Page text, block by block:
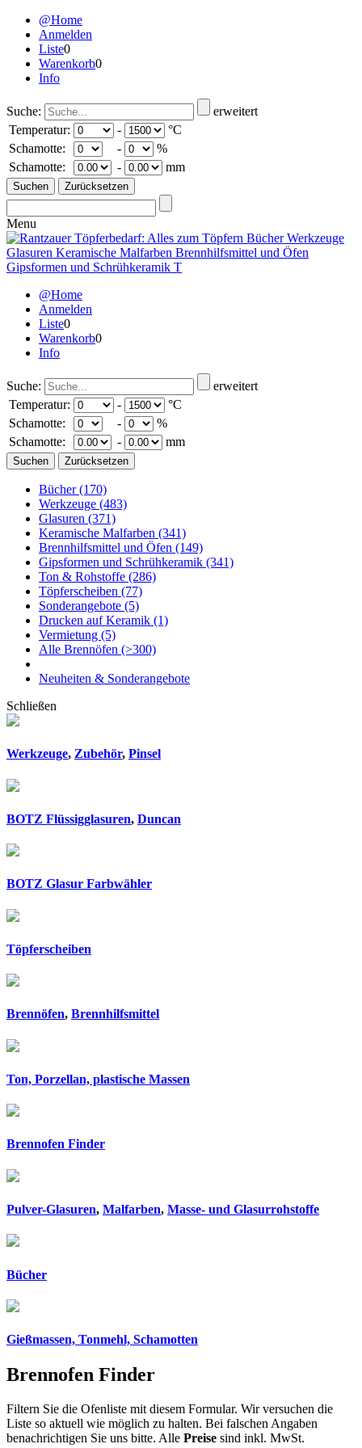
@Home
Anmelden
Liste0
Warenkorb0
Info
Suche:
erweitert
Temperatur:
-
°C
Schamotte:
-
%
Schamotte:
- mm
Menu
@Home
Anmelden
Liste0
Warenkorb0
Info
Suche:
erweitert
Temperatur:
-
°C
Schamotte:
-
%
Schamotte:
- mm
Bücher(170)
Werkzeuge (483)
Glasuren (371)
Keramische Malfarben (341)
Brennhilfsmittel und Öfen (149)
Gipsformen und Schrühkeramik (341)
Ton & Rohstoffe (286)
Töpferscheiben (77)
Sonderangebote (5)
Drucken auf Keramik (1)
Vermietung (5)
Alle Brennöfen (>300)
Neuheiten & Sonderangebote
Schließen
Werkzeuge, Zubehör, Pinsel
BOTZ Flüssigglasuren, Duncan
BOTZ Glasur Farbwähler
Töpferscheiben
Brennöfen, Brennhilfsmittel
Ton, Porzellan, plastische Massen
Brennofen Finder
Pulver-Glasuren, Malfarben, Masse- und Glasurrohstoffe
Bücher
Gießmassen, Tonmehl, Schamotten
Brennofen Finder
Filtern Sie die Ofenliste mit diesem Formular. Wir versuchen die
Liste so aktuell wie möglich zu halten. Bei falschen Angaben
benachrichtigen Sie uns bitte. Alle Preise sind inkl. MwSt.